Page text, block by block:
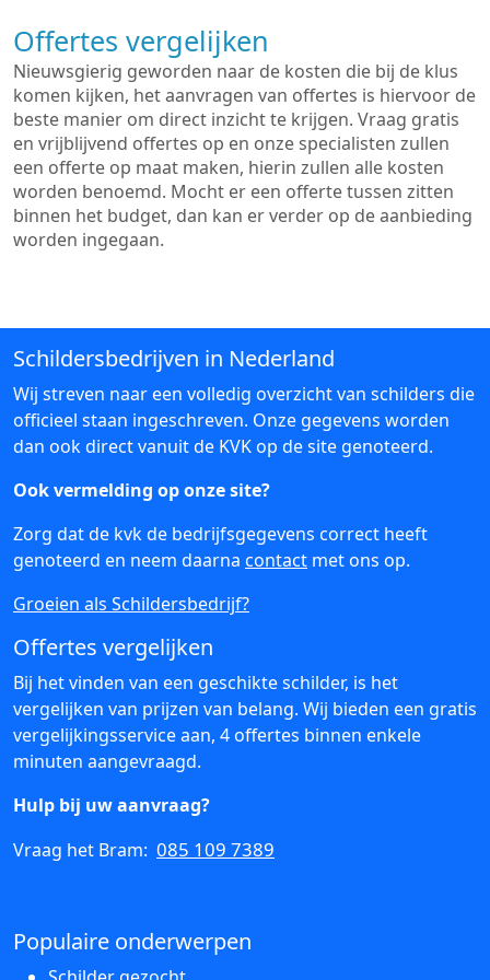
Offertes vergelijken
Nieuwsgierig geworden naar de kosten die bij de klus
komen kijken, het aanvragen van offertes is hiervoor de
beste manier om direct inzicht te krijgen. Vraag gratis
en vrijblijvend offertes op en onze specialisten zullen
een offerte op maat maken, hierin zullen alle kosten
worden benoemd. Mocht er een offerte tussen zitten
binnen het budget, dan kan er verder op de aanbieding
worden ingegaan.
Schildersbedrijven in Nederland
Wij streven naar een volledig overzicht van schilders die
officieel staan ingeschreven. Onze gegevens worden
dan ook direct vanuit de KVK op de site genoteerd.
Ook vermelding op onze site?
Zorg dat de kvk de bedrijfsgegevens correct heeft
genoteerd en neem daarna contact met ons op.
Groeien als Schildersbedrijf?
Offertes vergelijken
Bij het vinden van een geschikte schilder, is het
vergelijken van prijzen van belang. Wij bieden een gratis
vergelijkingsservice aan, 4 offertes binnen enkele
minuten aangevraagd.
Hulp bij uw aanvraag?
Vraag het Bram: 085 109 7389
Populaire onderwerpen